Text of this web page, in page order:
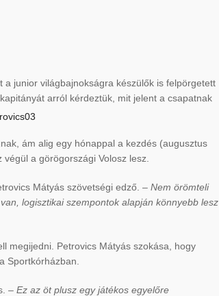
junior világbajnokságra készülők is felpörgetett
arról kérdeztük, mit jelent a csapatnak
ám alig egy hónappal a kezdés (augusztus
a görögországi Volosz lesz.
Mátyás szövetségi edző. – Nem örömteli
logisztikai szempontok alapján könnyebb lesz
megijedni. Petrovics Mátyás szokása, hogy
Sportkórházban.
– Ez az öt plusz egy játékos egyelőre